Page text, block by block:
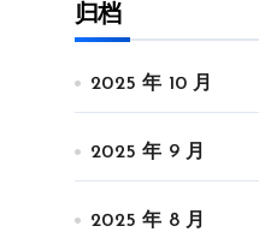
归档
2025 年 10 月
2025 年 9 月
2025 年 8 月